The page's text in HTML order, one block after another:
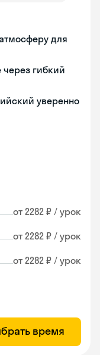
для
гибкий
уверенно
от 2282 ₽ / урок
от 2282 ₽ / урок
от 2282 ₽ / урок
время